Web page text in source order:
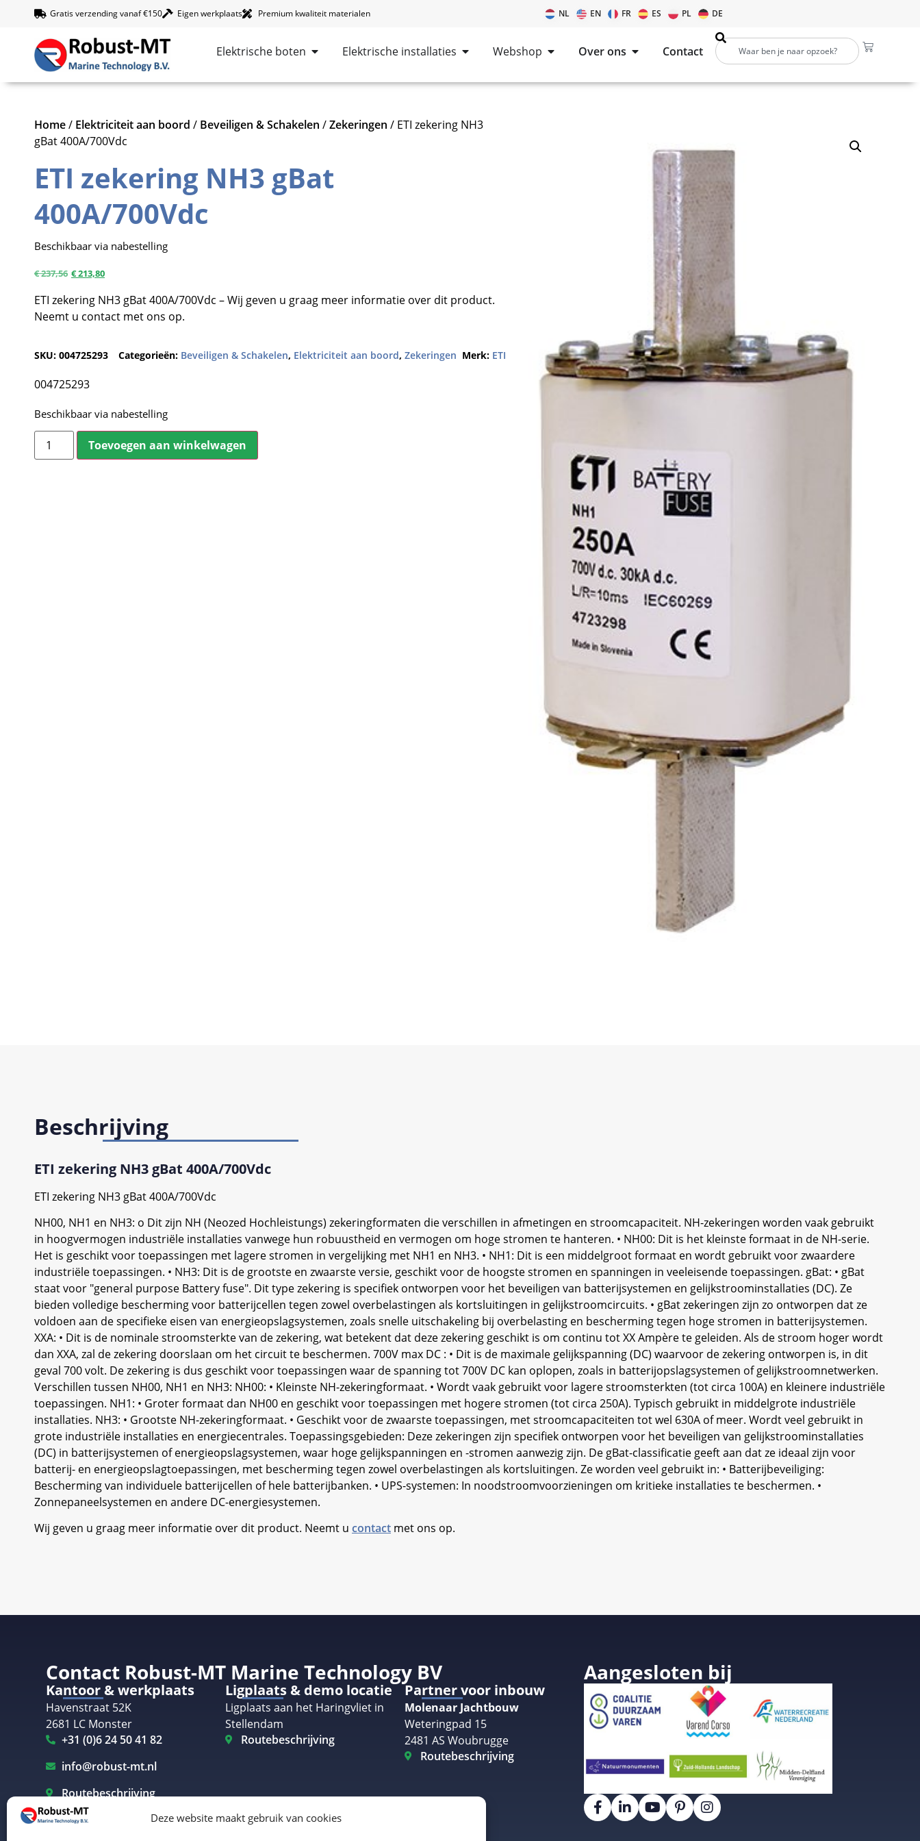
Deze website maakt gebruik van cookies
Gratis verzending vanaf €150 Eigen werkplaats Premium kwaliteit materialen NL EN FR ES PL DE
Elektrische boten Elektrische installaties Webshop Over ons Contact
Home/ Elektriciteit aan boord / Beveiligen & Schakelen /Zekeringen / ETI zekering NH3
gBat 400A/700Vdc
ETI zekering NH3 gBat
400A/700Vdc
Beschikbaar via nabestelling
€237,56 €213,80
ETI zekering NH3 gBat 400A/700Vdc – Wij geven u graag meer informatie over dit product.
Neemt u contact met ons op.
SKU: 004725293 Categorieën: Beveiligen & Schakelen, Elektriciteit aan boord, Zekeringen Merk: ETI
004725293
Beschikbaar via nabestelling
Toevoegen aan winkelwagen
Beschrijving
ETI zekering NH3 gBat 400A/700Vdc
ETI zekering NH3 gBat 400A/700Vdc
NH00, NH1 en NH3: o Dit zijn NH (Neozed Hochleistungs) zekeringformaten die verschillen in afmetingen en stroomcapaciteit. NH-zekeringen worden vaak gebruikt
in hoogvermogen industriële installaties vanwege hun robuustheid en vermogen om hoge stromen te hanteren. • NH00: Dit is het kleinste formaat in de NH-serie.
Het is geschikt voor toepassingen met lagere stromen in vergelijking met NH1 en NH3. • NH1: Dit is een middelgroot formaat en wordt gebruikt voor zwaardere
industriële toepassingen. • NH3: Dit is de grootste en zwaarste versie, geschikt voor de hoogste stromen en spanningen in veeleisende toepassingen. gBat: • gBat
staat voor "general purpose Battery fuse". Dit type zekering is specifiek ontworpen voor het beveiligen van batterijsystemen en gelijkstroominstallaties (DC). Ze
bieden volledige bescherming voor batterijcellen tegen zowel overbelastingen als kortsluitingen in gelijkstroomcircuits. • gBat zekeringen zijn zo ontworpen dat ze
voldoen aan de specifieke eisen van energieopslagsystemen, zoals snelle uitschakeling bij overbelasting en bescherming tegen hoge stromen in batterijsystemen.
XXA: • Dit is de nominale stroomsterkte van de zekering, wat betekent dat deze zekering geschikt is om continu tot XX Ampère te geleiden. Als de stroom hoger wordt
dan XXA, zal de zekering doorslaan om het circuit te beschermen. 700V max DC : • Dit is de maximale gelijkspanning (DC) waarvoor de zekering ontworpen is, in dit
geval 700 volt. De zekering is dus geschikt voor toepassingen waar de spanning tot 700V DC kan oplopen, zoals in batterijopslagsystemen of gelijkstroomnetwerken.
Verschillen tussen NH00, NH1 en NH3: NH00: • Kleinste NH-zekeringformaat. • Wordt vaak gebruikt voor lagere stroomsterkten (tot circa 100A) en kleinere industriële
toepassingen. NH1: • Groter formaat dan NH00 en geschikt voor toepassingen met hogere stromen (tot circa 250A). Typisch gebruikt in middelgrote industriële
installaties. NH3: • Grootste NH-zekeringformaat. • Geschikt voor de zwaarste toepassingen, met stroomcapaciteiten tot wel 630A of meer. Wordt veel gebruikt in
grote industriële installaties en energiecentrales. Toepassingsgebieden: Deze zekeringen zijn specifiek ontworpen voor het beveiligen van gelijkstroominstallaties
(DC) in batterijsystemen of energieopslagsystemen, waar hoge gelijkspanningen en -stromen aanwezig zijn. De gBat-classificatie geeft aan dat ze ideaal zijn voor
batterij- en energieopslagtoepassingen, met bescherming tegen zowel overbelastingen als kortsluitingen. Ze worden veel gebruikt in: • Batterijbeveiliging:
Bescherming van individuele batterijcellen of hele batterijbanken. • UPS-systemen: In noodstroomvoorzieningen om kritieke installaties te beschermen. •
Zonnepaneelsystemen en andere DC-energiesystemen.
Wij geven u graag meer informatie over dit product. Neemt u contact met ons op.
Contact Robust-MT Marine Technology BV
Kantoor & werkplaats
Havenstraat 52K
2681 LC Monster
+31 (0)6 24 50 41 82
info@robust-mt.nl
Routebeschrijving
Ligplaats & demo locatie
Ligplaats aan het Haringvliet in
Stellendam
Routebeschrijving
Partner voor inbouw
Molenaar Jachtbouw
Weteringpad 15
2481 AS Woubrugge
Routebeschrijving
Aangesloten bij